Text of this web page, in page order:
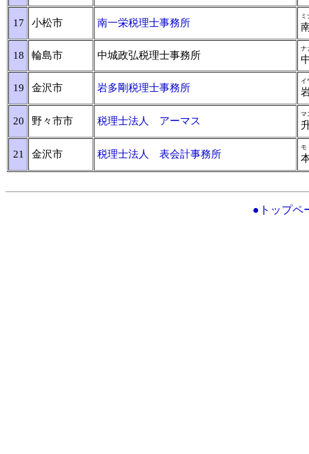
17 小松市 南一栄税理士事務所
18 輪島市 中城政弘税理士事務所
ナ
19 金沢市 岩多剛税理士事務所
20 野々市市 税理士法人 アーマス
マ
21 金沢市 税理士法人 表会計事務所
モ
●トップペ